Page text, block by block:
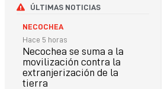
ÚLTIMAS NOTICIAS
NECOCHEA
Hace 5 horas
Necochea se suma a la
movilización contra la
extranjerización de la
tierra